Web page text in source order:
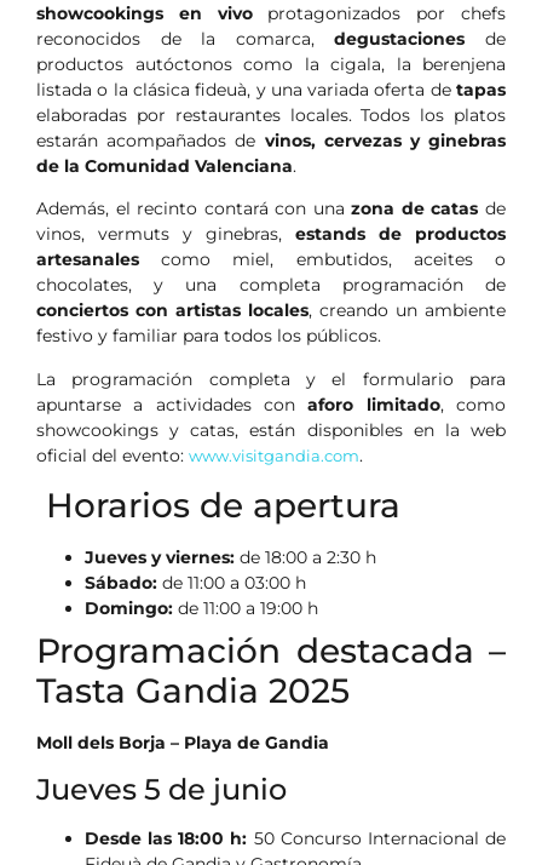
showcookings en vivoprotagonizados por chefs
reconocidos de la comarca,degustaciones de
productos autóctonos como la cigala, la berenjena
listada o la clásica fideuà, y una variada oferta de tapas
elaboradas por restaurantes locales. Todos los platos
estarán acompañados de vinos, cervezas y ginebras
de la Comunidad Valenciana.
Además, el recinto contará con unazona de catas de
vinos, vermuts y ginebras, estands de productos
artesanales como miel, embutidos, aceites o
chocolates, y una completa programación de
conciertos con artistas locales, creando un ambiente
festivo y familiar para todos los públicos.
La programación completa y el formulario para
apuntarse a actividades conaforo limitado, como
showcookings y catas, están disponibles en la web
oficial del evento: www.visitgandia.com.
Horarios de apertura
Jueves y viernes: de 18:00 a 2:30 h
Sábado: de 11:00 a 03:00 h
Domingo: de 11:00 a 19:00 h
Programación destacada –
Tasta Gandia 2025
Moll dels Borja – Playa de Gandia
Jueves 5 de junio
Desde las 18:00 h: 50 Concurso Internacional de